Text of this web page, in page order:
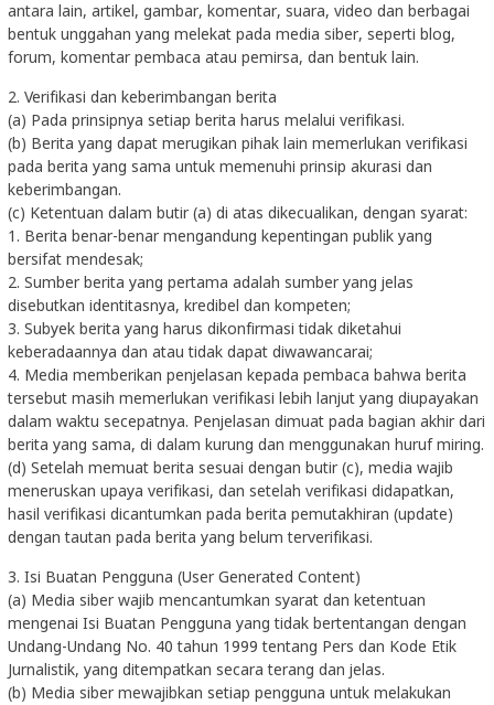
antara lain, artikel, gambar, komentar, suara, video dan berbagai
bentuk unggahan yang melekat pada media siber, seperti blog,
forum, komentar pembaca atau pemirsa, dan bentuk lain.
2. Verifikasi dan keberimbangan berita
(a) Pada prinsipnya setiap berita harus melalui verifikasi.
(b) Berita yang dapat merugikan pihak lain memerlukan verifikasi
pada berita yang sama untuk memenuhi prinsip akurasi dan
keberimbangan.
(c) Ketentuan dalam butir (a) di atas dikecualikan, dengan syarat:
1. Berita benar-benar mengandung kepentingan publik yang
bersifat mendesak;
2. Sumber berita yang pertama adalah sumber yang jelas
disebutkan identitasnya, kredibel dan kompeten;
3. Subyek berita yang harus dikonfirmasi tidak diketahui
keberadaannya dan atau tidak dapat diwawancarai;
4. Media memberikan penjelasan kepada pembaca bahwa berita
tersebut masih memerlukan verifikasi lebih lanjut yang diupayakan
dalam waktu secepatnya. Penjelasan dimuat pada bagian akhir dari
berita yang sama, di dalam kurung dan menggunakan huruf miring.
(d) Setelah memuat berita sesuai dengan butir (c), media wajib
meneruskan upaya verifikasi, dan setelah verifikasi didapatkan,
hasil verifikasi dicantumkan pada berita pemutakhiran (update)
dengan tautan pada berita yang belum terverifikasi.
3. Isi Buatan Pengguna (User Generated Content)
(a) Media siber wajib mencantumkan syarat dan ketentuan
mengenai Isi Buatan Pengguna yang tidak bertentangan dengan
Undang-Undang No. 40 tahun 1999 tentang Pers dan Kode Etik
Jurnalistik, yang ditempatkan secara terang dan jelas.
(b) Media siber mewajibkan setiap pengguna untuk melakukan